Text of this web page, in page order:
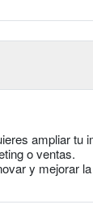
ampliar tu
o ventas.
y mejorar